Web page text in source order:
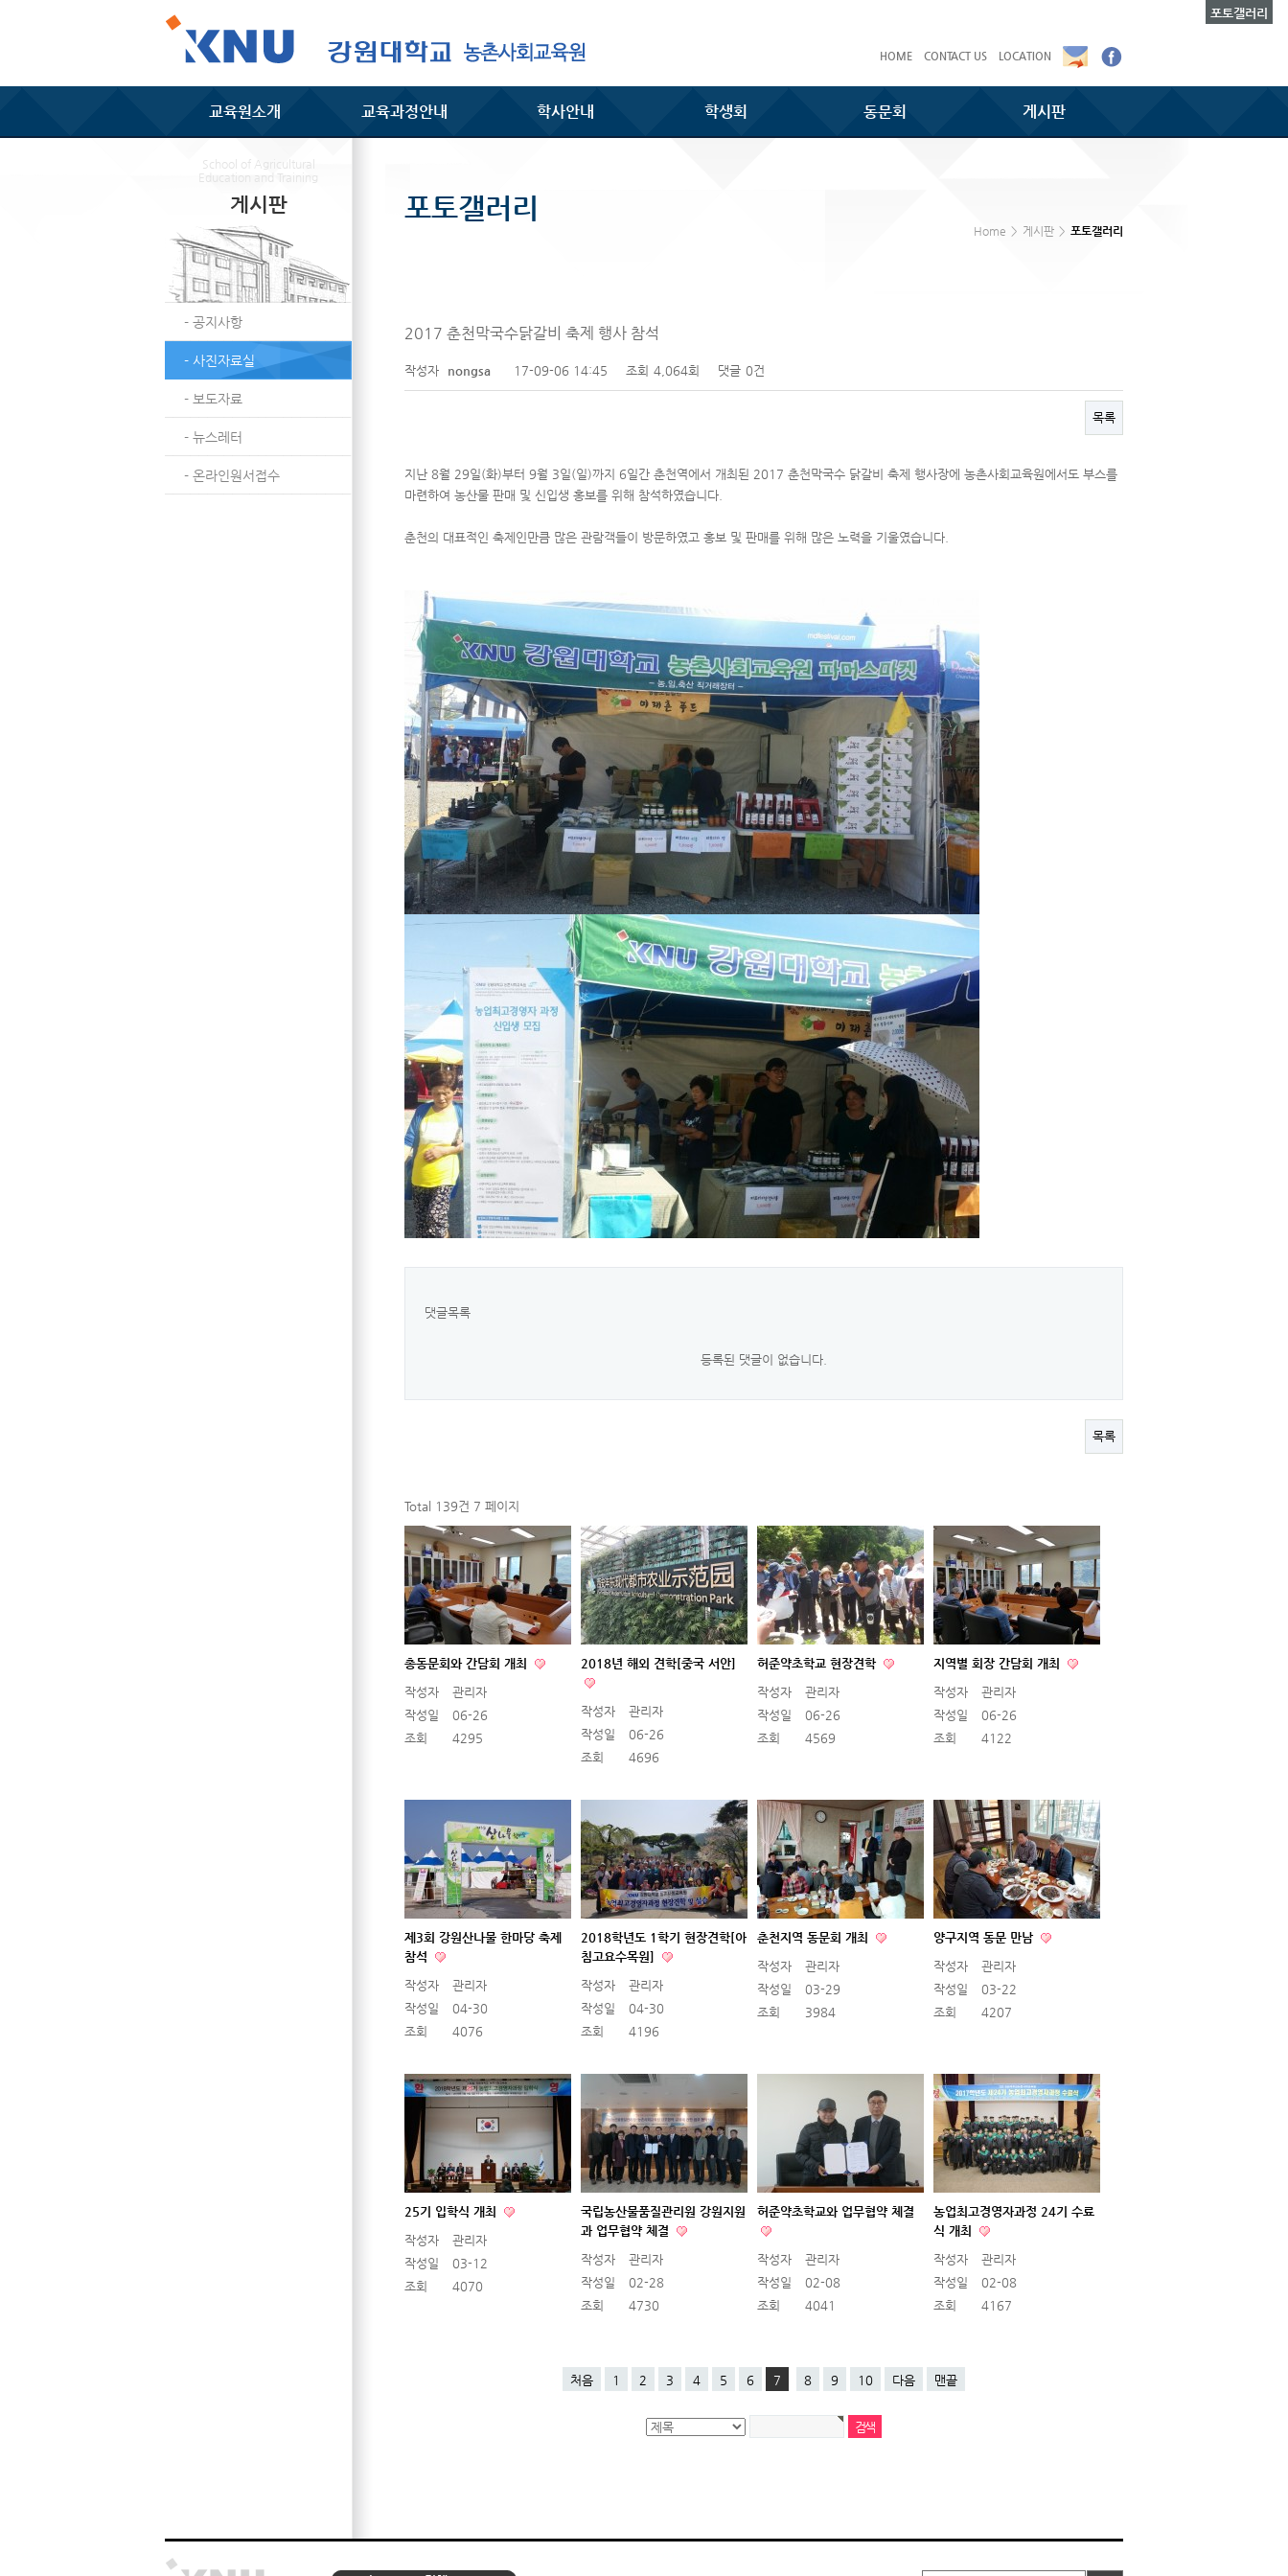
HOME CONTACT US LOCATION
교육원소개 교육과정안내 학사안내 학생회 동문회 게시판
School of Agricultural
Education and Training
게시판
- 공지사항
- 사진자료실
- 보도자료
- 뉴스레터
- 온라인원서접수
포토갤러리
Home > 게시판 > 포토갤러리
포토갤러리
2017 춘천막국수닭갈비 축제 행사 참석
작성자 nongsa 17-09-06 14:45 조회 4,064회 댓글 0건
목록
지난 8월 29일(화)부터 9월 3일(일)까지 6일간 춘천역에서 개최된 2017 춘천막국수 닭갈비 축제 행사장에 농촌사회교육원에서도 부스를
마련하여 농산물 판매 및 신입생 홍보를 위해 참석하였습니다.
춘천의 대표적인 축제인만큼 많은 관람객들이 방문하였고 홍보 및 판매를 위해 많은 노력을 기울였습니다.
댓글목록
등록된 댓글이 없습니다.
목록
Total 139건 7 페이지
총동문회와 간담회 개최
작성자
관리자
작성일
06-26
조회
4295
2018년 해외 견학[중국 서안]
작성자
관리자
작성일
06-26
조회
4696
허준약초학교 현장견학
작성자
관리자
작성일
06-26
조회
4569
지역별 회장 간담회 개최
작성자
관리자
작성일
06-26
조회
4122
제3회 강원산나물 한마당 축제
참석
작성자
관리자
작성일
04-30
조회
4076
2018학년도 1학기 현장견학[아
침고요수목원]
작성자
관리자
작성일
04-30
조회
4196
춘천지역 동문회 개최
작성자
관리자
작성일
03-29
조회
3984
양구지역 동문 만남
작성자
관리자
작성일
03-22
조회
4207
25기 입학식 개최
작성자
관리자
작성일
03-12
조회
4070
국립농산물품질관리원 강원지원
과 업무협약 체결
작성자
관리자
작성일
02-28
조회
4730
허준약초학교와 업무협약 체결
작성자
관리자
작성일
02-08
조회
4041
농업최고경영자과정 24기 수료
식 개최
작성자
관리자
작성일
02-08
조회
4167
처음 1 2 3 4 5 6 7 8 9 10 다음 맨끝